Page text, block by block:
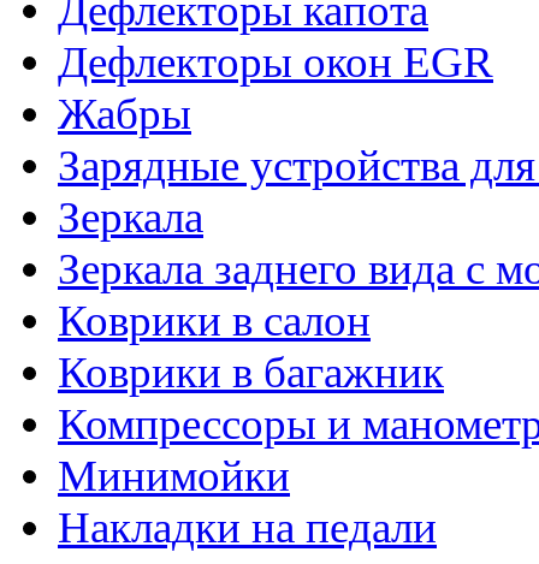
Дефлекторы капота
Дефлекторы окон EGR
Жабры
Зарядные устройства
Зеркала
Зеркала заднего вида с
Коврики в салон
Коврики в багажник
Компрессоры и
Минимойки
Накладки на педали